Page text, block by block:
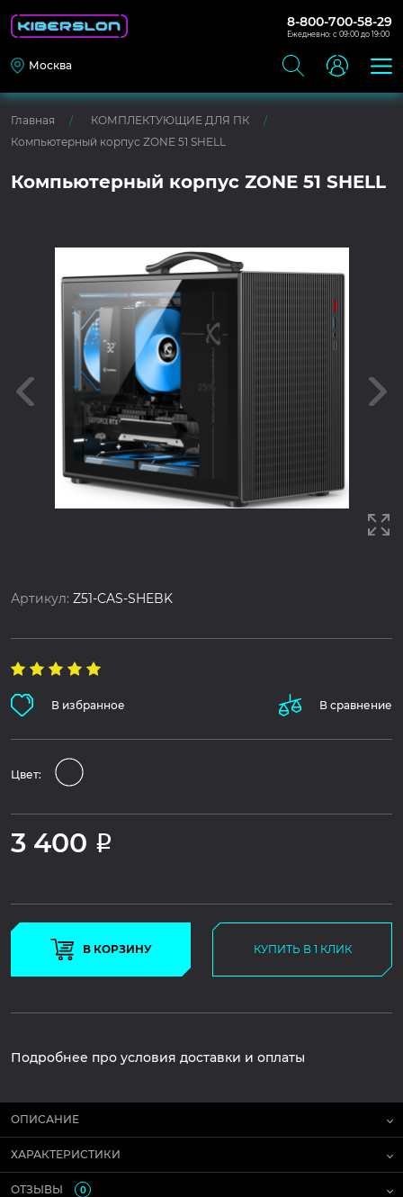
8-800-700-58-29
Ежедневно: с 09:00 до 19:00
Москва
Главная
КОМПЛЕКТУЮЩИЕ ДЛЯ ПК
Компьютерный корпус ZONE 51 SHELL
Компьютерный корпус ZONE 51 SHELL
Артикул:Z51-CAS-SHEBK
В избранное В сравнение
Цвет:
3 400 Р
В КОРЗИНУ КУПИТЬ В 1 КЛИК
Подробнее про условия доставки и оплаты
ОПИСАНИЕ
ХАРАКТЕРИСТИКИ
ОТЗЫВЫ 0